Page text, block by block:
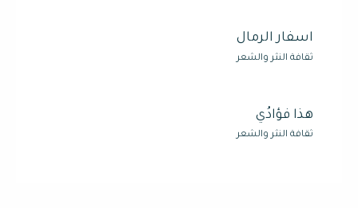
اسفار الرمال
ثقافة النثر والشعر
هذا فؤادُي
ثقافة النثر والشعر